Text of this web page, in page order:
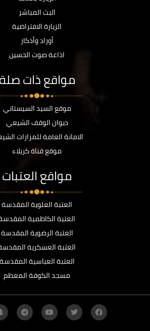
البث المباشر
الزيارة الافتراضية
أوراد وأذكار
اذاعة صوت الحسين
مواقع ذات صلة
موقع السيد السيستاني
ديوان الوقف الشيعي
الامانة العامة للمزارات
موقع قناة كربلاء
مواقع العتبات
العتبة العلوية المقدسة
العتبة الكاظمية
العتبة الرضوية المقدسة
العتبة العسكرية
العتبة العباسية المقدسة
مسجد الكوفة المعظم